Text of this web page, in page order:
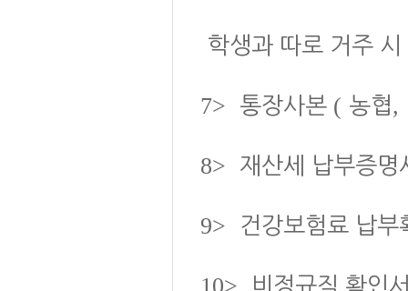
학생과 따로 거주
7> 통장사본 ( 농협,
8> 재산세 납부증명
9> 건강보험료 납부
비정규직 확인